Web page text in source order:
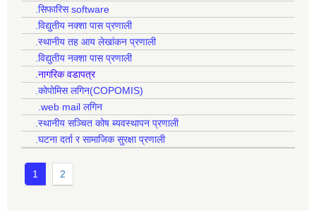
.सिफारिस software
.विद्युतीय नक्शा पास प्रणाली
.स्थानीय तह आय लेखांकन प्रणाली
.विद्युतीय नक्शा पास प्रणाली
.नागरिक वडापत्र
.कोपोमिस लगिन(COPOMIS)
.web mail लगिन
.स्थानीय सञ्चित कोष ब्यवस्थापन प्रणाली
.घटना दर्ता र सामाजिक सुरक्षा प्रणाली
1 2